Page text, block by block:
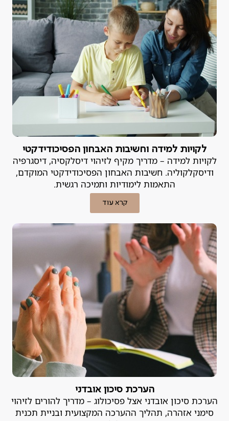
לקויות למידה וחשיבות האבחון הפסיכודידקטי
לקויות למידה – מדריך מקיף לזיהוי דיסלקסיה, דיסגרפיה
ודיסקלקוליה. חשיבות האבחון הפסיכודידקטי המוקדם,
התאמות לימודיות ותמיכה רגשית.
קרא עוד
הערכת סיכון אובדני
הערכת סיכון אובדני אצל פסיכולוג – מדריך להורים לזיהוי
סימני אזהרה, תהליך ההערכה המקצועית ובניית תכנית